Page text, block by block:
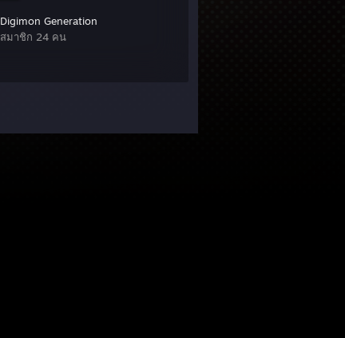
Digimon Generation
สมาชิก 24 คน